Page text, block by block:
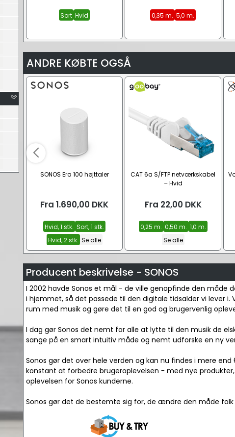
Sort Hvid 0,35 m. 5,0 m.
ANDRE KØBTE OGSÅ
SONOS Era 100 højttaler
Fra 1.690,00 DKK
Hvid, 1 stk. Sort, 1 stk.
Hvid, 2 stk. Se alle
CAT 6a S/FTP netværkskabel
– Hvid
Fra 22,00 DKK
0,25 m. 0,50 m. 1,0 m.
Se alle
Producent beskrivelse - SONOS
I 2002 havde Sonos et mål - de ville genopfinde den måde
i hjemmet, så det passede til den digitale tidsalder vi lever i.
rum med musik og gøre det til en god og brugervenlig
I dag gør Sonos det nemt for alle at lytte til den musik de
sange på en smart intuitiv måde og nemt udforske en ny
Sonos gør det over hele verden og kan nu findes i mere
konstant at forbedre brugeroplevelsen - med nye
oplevelsen for Sonos kunderne.
Sonos gør det de bestemte sig for, de ændre den måde